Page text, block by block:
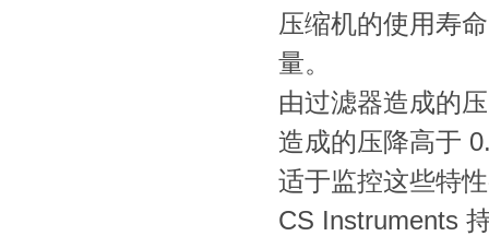
压缩机的使用寿
量。
由过滤器造成的
造成的压降高于
适于监控这些特
CS Instruments